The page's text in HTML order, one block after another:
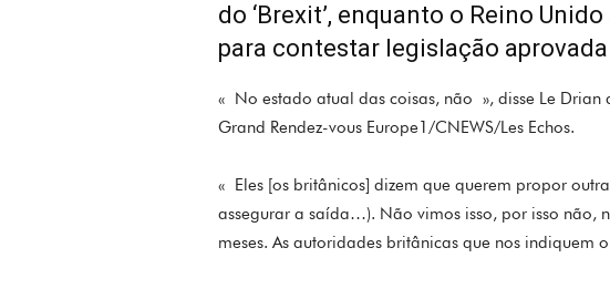
do ‘Brexit’, enquanto o Reino
para contestar legislação
« No estado atual das coisas, não », disse Le
Grand Rendez-vous Europe1/CNEWS/Les Echos.
« Eles [os britânicos] dizem que querem propor
assegurar a saída…). Não vimos isso, por isso não,
meses. As autoridades britânicas que nos indiquem